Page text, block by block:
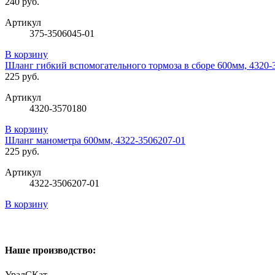
Артикул
375-3506045-01
В корзину
Шланг гибкий вспомогательного тормоза в сборе 600мм, 4320-
225 руб.
Артикул
4320-3570180
В корзину
Шланг манометра 600мм, 4322-3506207-01
225 руб.
Артикул
4322-3506207-01
В корзину
Наше производство: